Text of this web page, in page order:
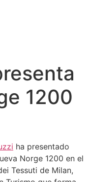
1200
ha presentado
Norge 1200 en el
Tessuti de Milan,